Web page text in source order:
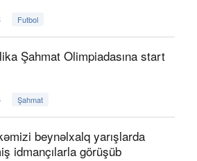
Futbol
Şahmat Olimpiadasına start
Şahmat
beynəlxalq yarışlarda
idmançılarla görüşüb